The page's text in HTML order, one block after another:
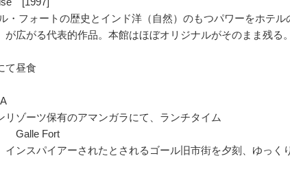
グ・ライトハウス＞
[1997]
・フォートの歴史とインド洋（自然）のもつパワーをホテル
広がる代表的作品。本館はほぼオリジナルがそのまま残る。
昼食
ゾーツ保有のアマンガラにて、ランチタイム